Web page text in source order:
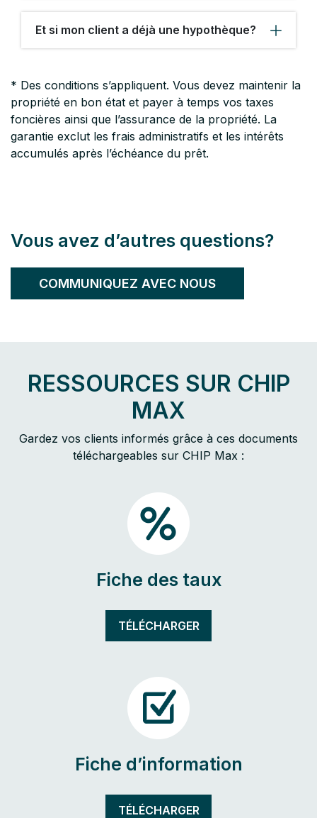
Et si mon client a déjà une hypothèque?
* Des conditions s’appliquent. Vous devez maintenir la
propriété en bon état et payer à temps vos taxes
foncières ainsi que l’assurance de la propriété. La
garantie exclut les frais administratifs et les intérêts
accumulés après l’échéance du prêt.
Vous avez d’autres questions?
COMMUNIQUEZ AVEC NOUS
RESSOURCES SUR CHIP
MAX
Gardez vos clients informés grâce à ces documents
téléchargeables sur CHIP Max :
Fiche des taux
TÉLÉCHARGER
Fiche d’information
TÉLÉCHARGER